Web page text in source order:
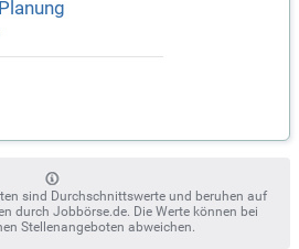
sind Durchschnittswerte und beruhen auf
durch Jobbörse.de. Die Werte können bei
Stellenangeboten abweichen.